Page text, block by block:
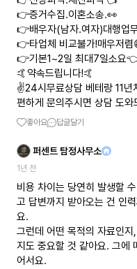
👉증거수집.이혼소송.👀
👉배우자(남자.여자)대행업
👉타업체 비교불가!매우저렴
👉기본1~2일 최대7일소요
🤙약속드립니다!🤙
✌️24시무료상담 베테랑 11년
편하게 문의주시면 상담 도와
좋아요 답글달기
퍼센트 탐정사무소
1년 전
비용 차이는 당연히 발생할
고 답변까지 받아오는 건 인
요.
그런데 어떤 목적의 자료인
지도 중요할 것 같아요. 그에
어서요.